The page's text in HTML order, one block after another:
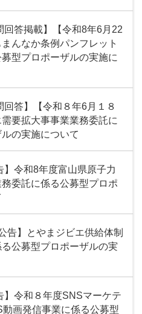
回答掲載】【令和8年6月22
んなか条例パンフレット
型プロポーザルの実施に
回答】【令和８年6月１８
要拡大事事業業務委託に
の実施について
】令和8年度富山県原子力
委託に係る公募型プロポ
告】とやまジビエ供給体制
公募型プロポーザルの実
】令和８年度SNSマーケテ
画発信事業に係る公募型